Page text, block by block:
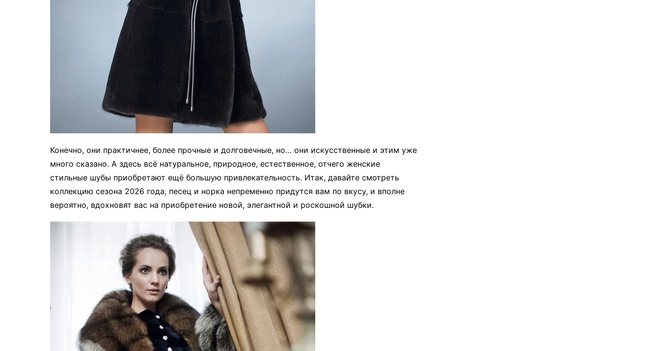
Конечно, они практичнее, более прочные и долговечные, но… они искусственные и этим уже
много сказано. А здесь всё натуральное, природное, естественное, отчего женские
стильные шубы приобретают ещё большую привлекательность. Итак, давайте смотреть
коллекцию сезона 2026 года, песец и норка непременно придутся вам по вкусу, и вполне
вероятно, вдохновят вас на приобретение новой, элегантной и роскошной шубки.